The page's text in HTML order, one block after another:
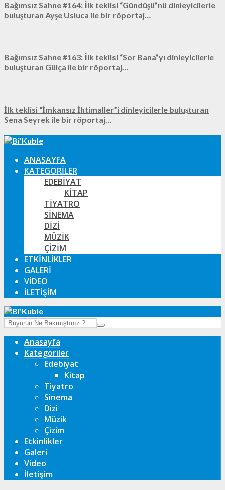
Bağımsız Sahne #164: İlk teklisi “Gündüşü”nü dinleyicilerle
buluşturan Ayşe Usluca ile bir röportaj…
Bağımsız Sahne #163: İlk teklisi “Sor Bana”yı dinleyicilerle
buluşturan Gülça ile bir röportaj…
İlk teklisi “İmkansız İhtimaller”i dinleyicilerle buluşturan
Sena Seyrek ile bir röportaj…
ANASAYFA
KATEGORILER
EDEBIYAT
KITAP
TIYATRO
SINEMA
DIZI
MÜZIK
ÇIZIM
ETKINLIKLER
GALERI
VIDEO
İLETIŞIM
Anasayfa
Kategoriler
Edebiyat
Kitap
Tiyatro
Sinema
Dizi
Müzik
Çizim
Etkinlikler
Galeri
Video
İletişim